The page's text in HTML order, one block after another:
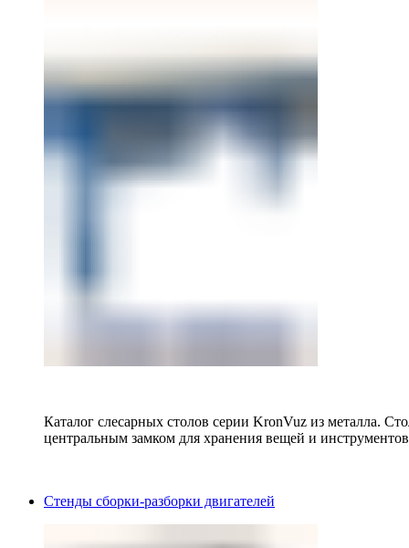
Каталог слесарных столов серии KronVuz из металла.
центральным замком для хранения вещей и
Стенды сборки-разборки двигателей